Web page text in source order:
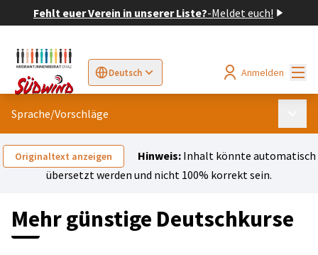
Fehlt euer Verein in unserer Liste?-Meldet euch!
Deutsch
Sprache wählen Choose languageElegir el idioma
Anmelden
Sprache/Vorschläge
Originaltext anzeigen Hinweis:Inhalt könnte automatisch
übersetzt werden und nicht 100% korrekt sein.
Mehr günstige Deutschkurse